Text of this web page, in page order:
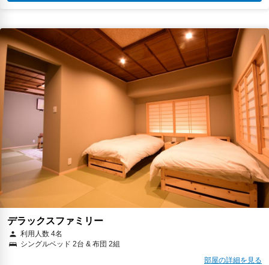
デラックスファミリー
利用人数 4名
シングルベッド 2台 & 布団 2組
部屋の詳細を見る